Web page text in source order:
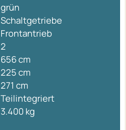
grün
Schaltgetriebe
Frontantrieb
2
656 cm
225 cm
271 cm
Teilintegriert
3.400 kg